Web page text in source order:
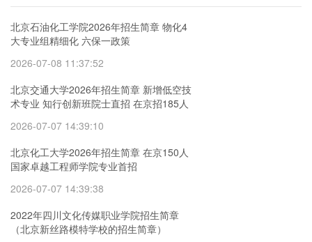
北京石油化工学院2026年招生简章 物化4
大专业组精细化 六保一政策
2026-07-08 11:37:52
北京交通大学2026年招生简章 新增低空技
术专业 知行创新班院士直招 在京招185人
2026-07-07 14:39:10
北京化工大学2026年招生简章 在京150人
国家卓越工程师学院专业首招
2026-07-07 14:39:38
2022年四川文化传媒职业学院招生简章
（北京新丝路模特学校的招生简章）